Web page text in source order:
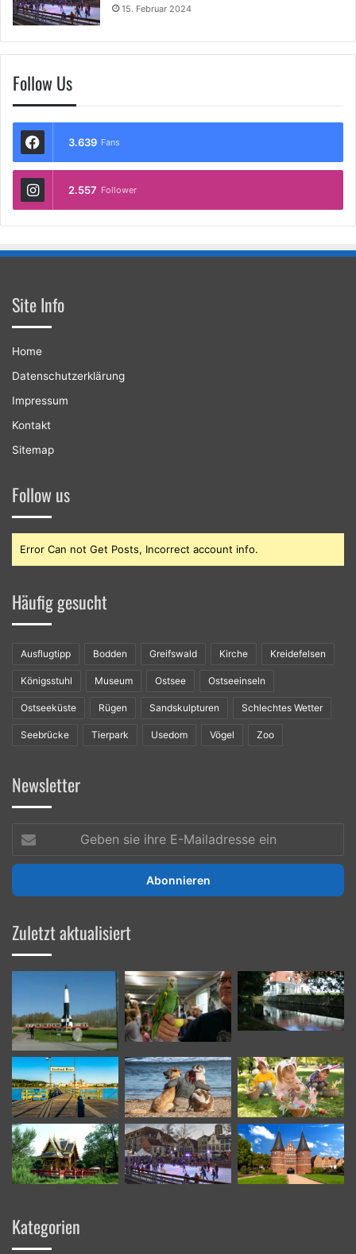
15. Februar 2024
Follow Us
3.639 Fans
2.557 Follower
Site Info
Home
Datenschutzerklärung
Impressum
Kontakt
Sitemap
Follow us
Error Can not Get Posts, Incorrect account info.
Häufig gesucht
Ausflugtipp Bodden Greifswald Kirche Kreidefelsen
Königsstuhl Museum Ostsee Ostseeinseln
Ostseeküste Rügen Sandskulpturen Schlechtes Wetter
Seebrücke Tierpark Usedom Vögel Zoo
Newsletter
sie
ihre
Mailadresse
Zuletzt aktualisiert
Kategorien